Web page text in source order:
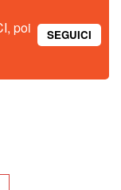
poi
SEGUICI